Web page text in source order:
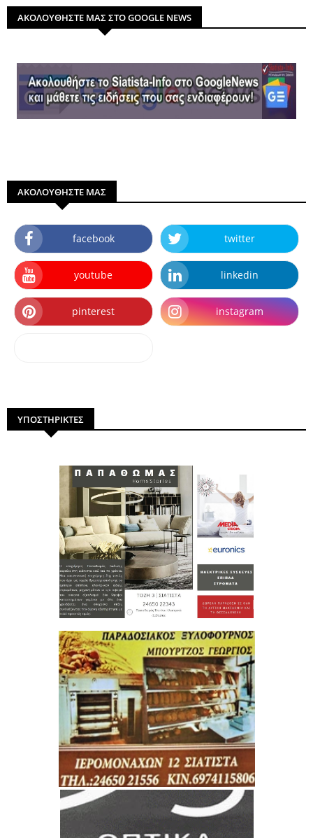
ΑΚΟΛΟΥΘΗΣΤΕ ΜΑΣ ΣΤΟ GOOGLE NEWS
ΑΚΟΛΟΥΘΗΣΤΕ ΜΑΣ
facebook twitter
youtube linkedin
pinterest instagram
ΥΠΟΣΤΗΡΙΚΤΕΣ